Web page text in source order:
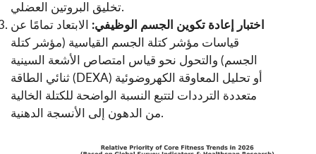
تخليق البروتين العضلي.
اختبار إعادة تكوين الجسم الوظيفي: الابتعاد تمامًا عن
قياسات مؤشر كتلة الجسم القياسية (مؤشر كتلة
الجسم) والتحول نحو قياس امتصاص الأشعة السينية
ثنائي الطاقة (DEXA) أو تحليل المعاوقة الكهروضوئية
متعددة الترددات لتتبع النسبة الواضحة للكتلة الخالية
من الدهون إلى الأنسجة الدهنية.